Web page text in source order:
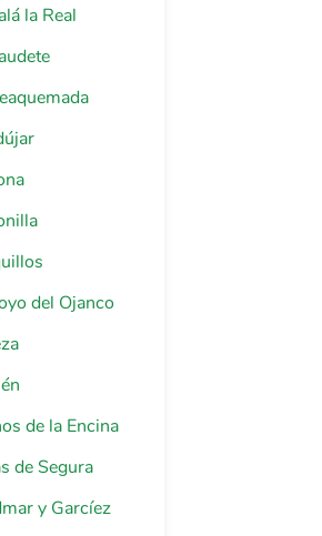
la Real
del Ojanco
de la Encina
de Segura
y Garcíez